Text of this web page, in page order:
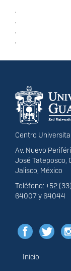
,
,
,
,
portal
Centro
Av. Nuevo
José Tateposco,
Jalisco, México
Teléfono: +52
64007 y 64044
Menú
Inicio